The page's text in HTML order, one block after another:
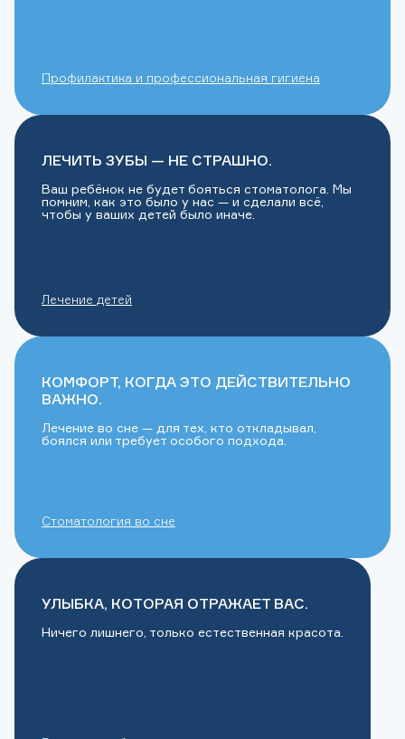
Профилактика и профессиональная гигиена
ЛЕЧИТЬ ЗУБЫ — НЕ СТРАШНО.
Ваш ребёнок не будет бояться стоматолога. Мы
помним, как это было у нас — и сделали всё,
чтобы у ваших детей было иначе.
Лечение детей
КОМФОРТ, КОГДА ЭТО ДЕЙСТВИТЕЛЬНО
ВАЖНО.
Лечение во сне — для тех, кто откладывал,
боялся или требует особого подхода.
Стоматология во сне
УЛЫБКА, КОТОРАЯ ОТРАЖАЕТ ВАС.
Ничего лишнего, только естественная красота.